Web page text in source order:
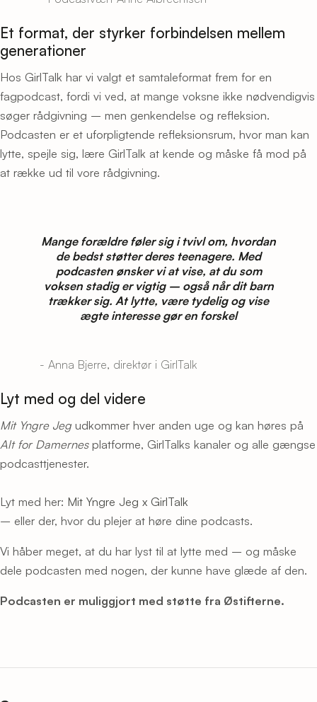
Et format, der styrker forbindelsen mellem
generationer
Hos GirlTalk har vi valgt et samtaleformat frem for en
fagpodcast, fordi vi ved, at mange voksne ikke nødvendigvis
søger rådgivning – men genkendelse og refleksion.
Podcasten er et uforpligtende refleksionsrum, hvor man kan
lytte, spejle sig, lære GirlTalk at kende og måske få mod på
at række ud til vore rådgivning.
Mange forældre føler sig i tvivl om, hvordan
de bedst støtter deres teenagere. Med
podcasten ønsker vi at vise, at du som
voksen stadig er vigtig – også når dit barn
trækker sig. At lytte, være tydelig og vise
ægte interesse gør en forskel
- Anna Bjerre, direktør i GirlTalk
Lyt med og del videre
Mit Yngre Jegudkommer hver anden uge og kan høres på
Alt for Damernesplatforme, GirlTalks kanaler og alle gængse
podcasttjenester.
Lyt med her: Mit Yngre Jeg x GirlTalk
– eller der, hvor du plejer at høre dine podcasts.
Vi håber meget, at du har lyst til at lytte med – og måske
dele podcasten med nogen, der kunne have glæde af den.
Podcasten er muliggjort med støtte fra Østifterne.